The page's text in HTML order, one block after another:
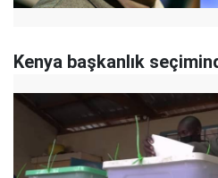
Kenya başkanlık